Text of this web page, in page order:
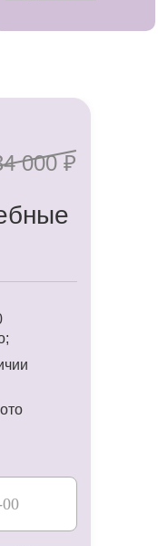
в день
не только
подготовку
образе
000 ₽